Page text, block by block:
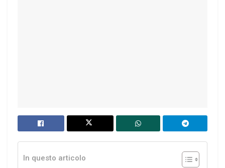
In questo articolo